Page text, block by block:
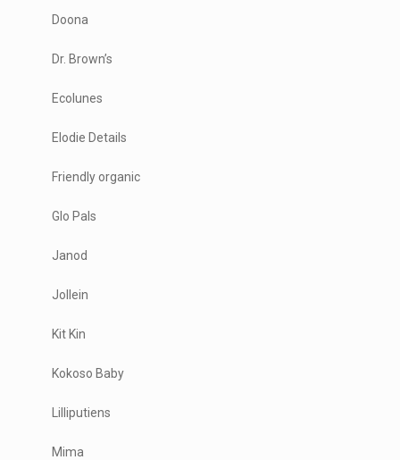
Doona
Dr. Brown’s
Ecolunes
Elodie Details
Friendly organic
Glo Pals
Janod
Jollein
Kit Kin
Kokoso Baby
Lilliputiens
Mima